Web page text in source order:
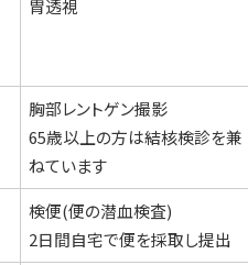
胃透視
胸部レントゲン撮影
65歳以上の方は結核検診を兼
ねています
検便(便の潜血検査)
2日間自宅で便を採取し提出